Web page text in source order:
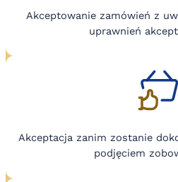
Akceptowanie zamówień z
uprawnień
Akceptacja zanim zostanie
podjęciem